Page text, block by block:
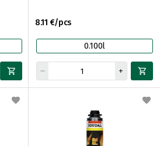
8.11 €/pcs
0.100l